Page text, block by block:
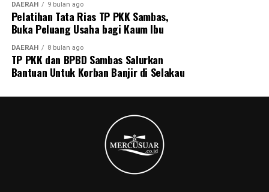
DAERAH 9 bulan ago
Pelatihan Tata Rias TP PKK Sambas,
Buka Peluang Usaha bagi Kaum Ibu
DAERAH 8 bulan ago
TP PKK dan BPBD Sambas Salurkan
Bantuan Untuk Korban Banjir di Selakau